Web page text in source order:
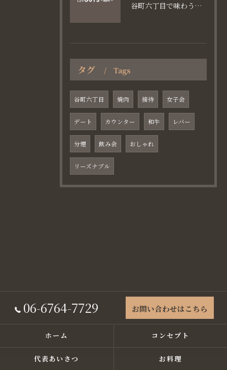
谷町六丁目で味わう家族と焼肉の魅力
タグ Tags
谷町六丁目 焼肉 接待 女子会
デート カウンター 和牛 レバー
分煙 飲み会 おしゃれ
リーズナブル
06-6764-7729 お問い合わせはこちら
ホーム コンセプト
代表あいさつ お料理